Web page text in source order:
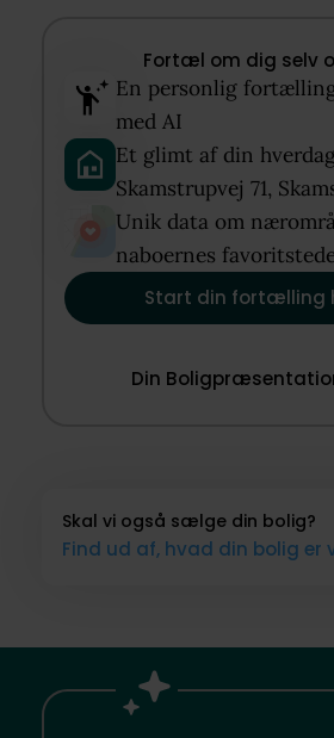
Fortæl om dig selv
En personlig
med AI​
Et glimt af din
Skamstrupvej 71,
Unik data om
naboernes
Start din fortælling
Din
Skal vi også sælge din bolig?
Find ud af, hvad din bolig